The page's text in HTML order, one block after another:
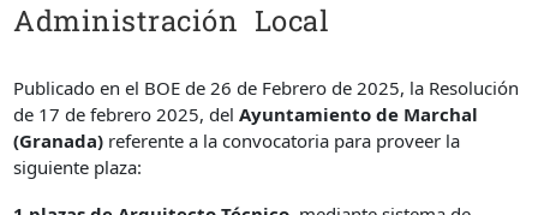
Administración Local
Publicado en el BOE de 26 de Febrero de 2025, la Resolución
de 17 de febrero 2025, delAyuntamiento de Marchal
(Granada) referente a la convocatoria para proveer la
siguiente plaza: